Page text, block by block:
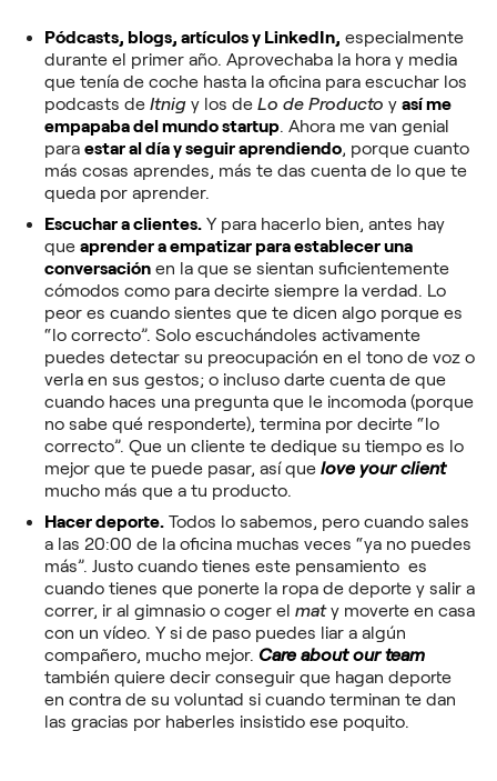
Pódcasts, blogs, artículos y LinkedIn, especialmente
durante el primer año. Aprovechaba la hora y media
que tenía de coche hasta la oficina para escuchar los
podcasts de Itnig y los de Lo de Producto y así me
empapaba del mundo startup. Ahora me van genial
para estar al día y seguir aprendiendo, porque cuanto
más cosas aprendes, más te das cuenta de lo que te
queda por aprender.
Escuchar a clientes. Y para hacerlo bien, antes hay
que aprender a empatizar para establecer una
conversación en la que se sientan suficientemente
cómodos como para decirte siempre la verdad. Lo
peor es cuando sientes que te dicen algo porque es
“lo correcto”. Solo escuchándoles activamente
puedes detectar su preocupación en el tono de voz o
verla en sus gestos; o incluso darte cuenta de que
cuando haces una pregunta que le incomoda (porque
no sabe qué responderte), termina por decirte “lo
correcto”. Que un cliente te dedique su tiempo es lo
mejor que te puede pasar, así que love your client
mucho más que a tu producto.
Hacer deporte. Todos lo sabemos, pero cuando sales
a las 20:00 de la oficina muchas veces “ya no puedes
más”. Justo cuando tienes este pensamiento es
cuando tienes que ponerte la ropa de deporte y salir a
correr, ir al gimnasio o coger el maty moverte en casa
con un vídeo. Y si de paso puedes liar a algún
compañero, mucho mejor. Care about our team
también quiere decir conseguir que hagan deporte
en contra de su voluntad si cuando terminan te dan
las gracias por haberles insistido ese poquito.